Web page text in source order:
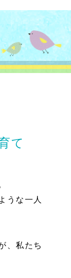
て
うな一人
、私たち